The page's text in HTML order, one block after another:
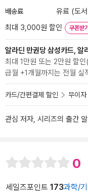
배송료
유료 (도
최대 3,000원 할인
쿠폰받기
알라딘 만권당 삼성카드, 알
최대 1만원 또는 2만원 할
급월 +1개월까지는 전월 실
카드/간편결제 할인 무이
관심 저자, 시리즈의 출간
0
세일즈포인트 173과학/